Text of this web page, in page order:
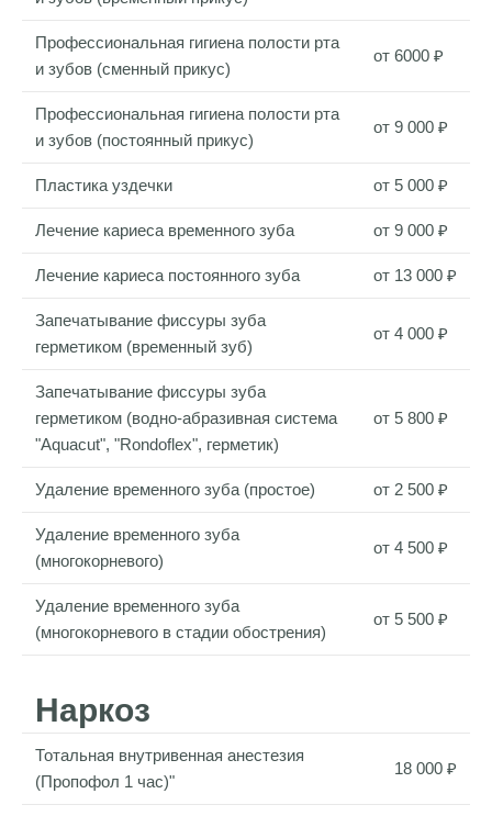
Профессиональная гигиена полости рта
и зубов (сменный прикус)
от 6000 ₽
Профессиональная гигиена полости рта
и зубов (постоянный прикус)
от 9 000 ₽
Пластика уздечки от 5 000 ₽
Лечение кариеса временного зуба от 9 000 ₽
Лечение кариеса постоянного зуба от 13 000 ₽
Запечатывание фиссуры зуба
герметиком (временный зуб)
от 4 000 ₽
Запечатывание фиссуры зуба
герметиком (водно-абразивная система
"Aquacut", "Rondoflex", герметик)
от 5 800 ₽
Удаление временного зуба (простое) от 2 500 ₽
Удаление временного зуба
(многокорневого)
от 4 500 ₽
Удаление временного зуба
(многокорневого в стадии обострения)
от 5 500 ₽
Наркоз
Тотальная внутривенная анестезия
(Пропофол 1 час)"
18 000 ₽